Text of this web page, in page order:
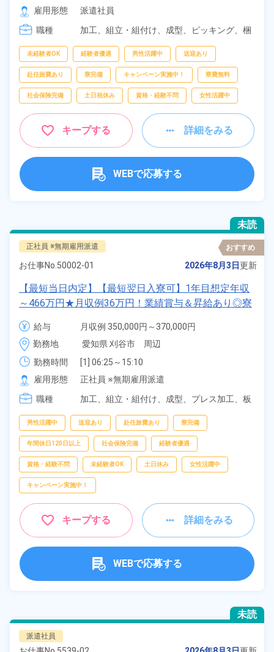
[2] 06:00～14:45
[3] 14:45～23:30
[4] 12:45～21:30
雇用形態
派遣社員
職種
加工、 組立・組付け、 成型、 ピッキング、 梱
未経験者OK 経験者優遇 男性活躍中 送迎あり
赴任旅費あり 寮完備 キャンペーン実施中！ 寮費無料
社会保険完備 土日祝休み 資格・経験不問 女性活躍中
キープする 詳細をみる
WEBで応募する
未読
正社員 ※無期雇用派遣 おすすめ
お仕事No. 50002-01 2026年8月3日更新
【最短当日内定】【最短翌日入寮可】1年目想定年収
～466万円★月収例36万円！業績賞与＆昇給あり◎寮
完備！寮費6割補助★寮から職場まで送迎つき◎土日
休み＆年間休日122日！《愛知県刈谷市》
給与
月収例 350,000円～370,000円
給与 251,000円～251,000円
勤務地
愛知県 刈谷市　周辺
勤務時間
[1] 06:25～15:10
[2] 17:05～01:50
[3] 08:30～17:25
雇用形態
正社員 ※無期雇用派遣
職種
加工、 組立・組付け、 成型、 プレス加工、 板
ーター、
検査
男性活躍中 送迎あり 赴任旅費あり 寮完備
年間休日120日以上 社会保険完備 経験者優遇
資格・経験不問 未経験者OK 土日休み 女性活躍中
キャンペーン実施中！
キープする 詳細をみる
WEBで応募する
未読
派遣社員